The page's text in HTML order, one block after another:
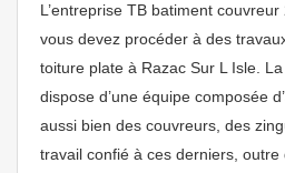
L’entreprise TB batiment
vous devez procéder à des
toiture plate à Razac Sur L Isle.
dispose d’une équipe composée
aussi bien des couvreurs, des
travail confié à ces derniers, outre